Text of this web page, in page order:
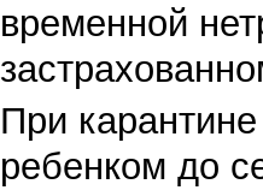
временной
При
ребенком до